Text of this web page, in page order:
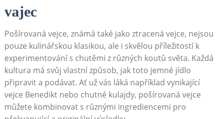
vajec
Pošírovaná vejce, známá také jako ztracená vejce, nejsou
pouze kulinářskou klasikou, ale i skvělou příležitostí k
experimentování s chutěmi z různých koutů světa. Každá
kultura má svůj vlastní způsob, jak toto jemné jídlo
připravit a podávat. Ať už vás láká například vynikající
vejce Benedikt nebo chutné kulajdy, pošírovaná vejce
můžete kombinovat s různými ingrediencemi pro